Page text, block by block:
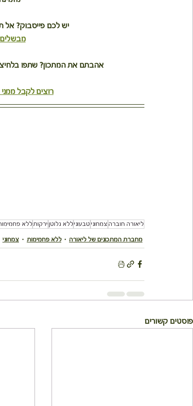
יש לכם פייסבוק?
מבשלים
אהבתם את המתכון? שתפו
רוצים לקבל ממני
ליאורה חוברה צמחוני טבעוניללא גלוטן ירקות ללא
מחברת המתכונים של ליאורה ללא פחמימות צמחוני
פוסטים קשורים